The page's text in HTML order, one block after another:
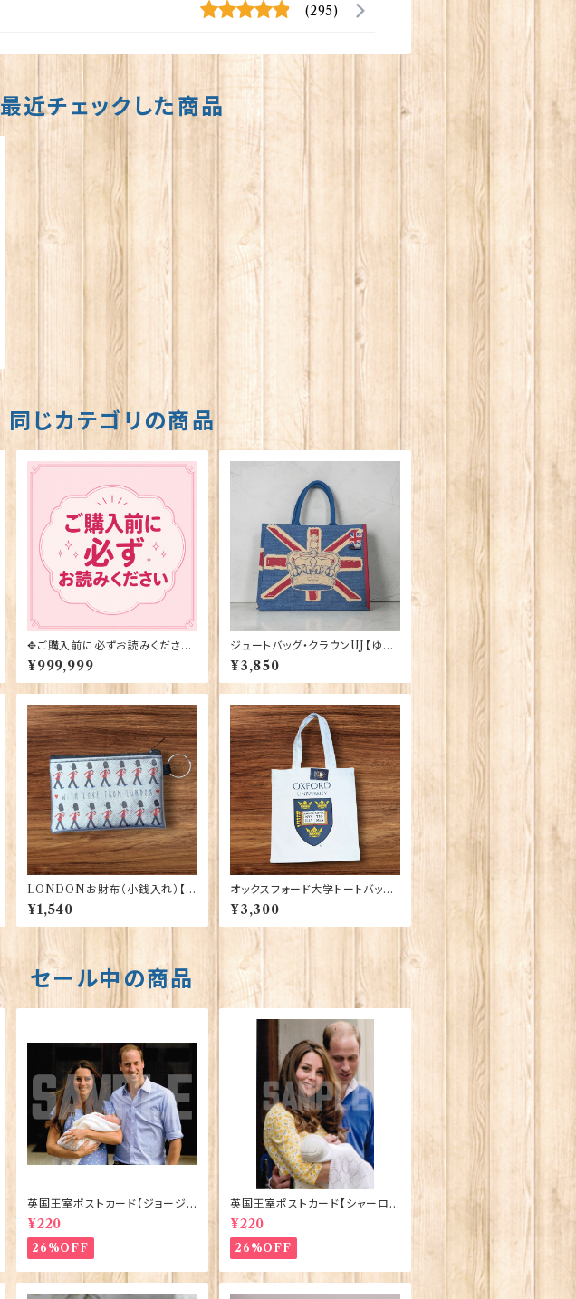
(295)
最近チェックした商品
同じカテゴリの商品
✥ご購入前に必ずお読みください
✥
¥999,999
ジュートバッグ・クラウンUJ【ゆっ
たりマチ付き】Elgate Products
90417
¥3,850
LONDONお財布（小銭入れ）【シ
ルバーガーズ】Euro Stick 9019
2-E〔UKCP19〕
¥1,540
オックスフォード大学トートバッグ
Elgate Products 90378
¥3,300
セール中の商品
英国王室ポストカード【ジョージ
王子ご誕生】Pageantry Postca
rd 90183-JEF100
¥220
26%OFF
英国王室ポストカード【シャーロッ
ト王女2】Pageantry Postcard
90183-JEF202
¥220
26%OFF